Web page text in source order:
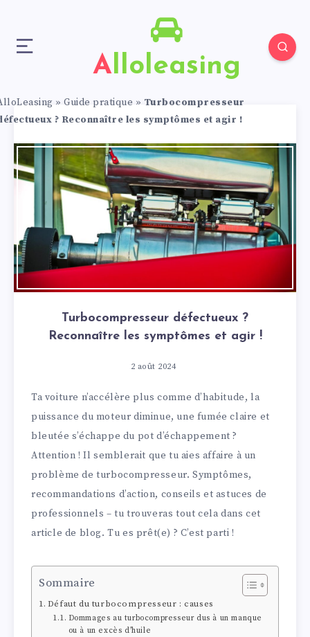
Alloleasing
» Guide pratique » Turbocompresseur
? Reconnaître les symptômes et agir !
Turbocompresseur défectueux ?
Reconnaître les symptômes et agir !
2 août 2024
Ta voiture n’accélère plus comme d’habitude, la
puissance du moteur diminue, une fumée claire et
bleutée s’échappe du pot d’échappement ?
Attention ! Il semblerait que tu aies affaire à un
problème de turbocompresseur. Symptômes,
recommandations d’action, conseils et astuces de
professionnels – tu trouveras tout cela dans cet
article de blog. Tu es prêt(e) ? C’est parti !
Sommaire
Défaut du turbocompresseur : causes
Dommages au turbocompresseur dus à un manque
ou à un excès d’huile